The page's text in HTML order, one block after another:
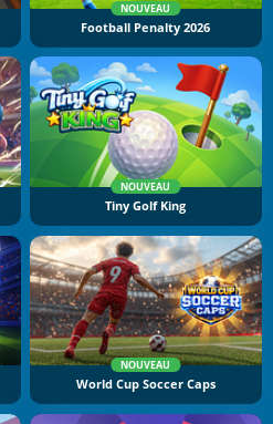
NOUVEAU
Football Penalty 2026
NOUVEAU
Tiny Golf King
NOUVEAU
World Cup Soccer Caps